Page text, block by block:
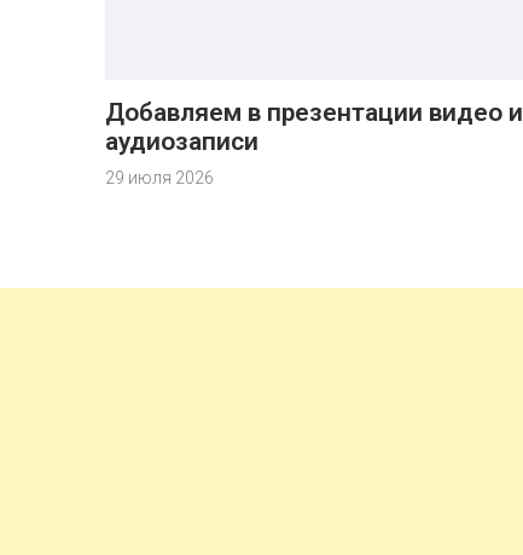
Добавляем в презентации видео и
аудиозаписи
29 июля 2026